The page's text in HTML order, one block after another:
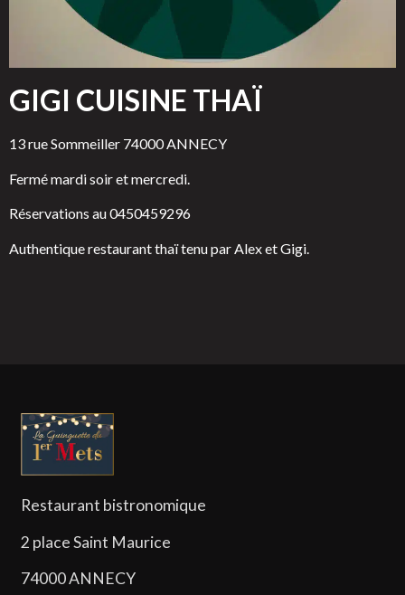
GIGI CUISINE THAÏ
13 rue Sommeiller 74000 ANNECY
Fermé mardi soir et mercredi.
Réservations au 0450459296
Authentique restaurant thaï tenu par Alex et Gigi.
Restaurant bistronomique
2 place Saint Maurice
74000 ANNECY